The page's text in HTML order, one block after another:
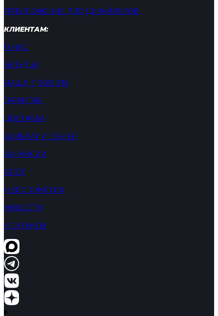
ПРЕДЛОЖЕНИЕ ДЛЯ ДИЗАЙНЕРОВ
КЛИЕНТАМ:
О НАС
БРЕНДЫ
НАШИ ПРОЕКТЫ
ГАРАНТИЯ
ДОСТАВКА
ВОЗВРАТ И ОБМЕН
ВАКАНСИИ
БЛОГ
МЕРОПРИЯТИЯ
НОВОСТИ
КОНТАКТЫ